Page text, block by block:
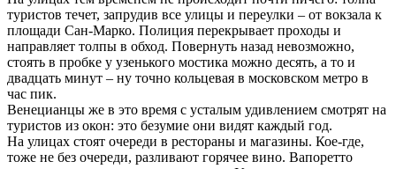
туристов течет, запрудив все улицы и переулки – от вокзала к
площади Сан-Марко. Полиция перекрывает проходы и
направляет толпы в обход. Повернуть назад невозможно,
стоять в пробке у узенького мостика можно десять, а то и
двадцать минут – ну точно кольцевая в московском метро в
час пик.
Венецианцы же в это время с усталым удивлением смотрят на
туристов из окон: это безумие они видят каждый год.
На улицах стоят очереди в рестораны и магазины. Кое-где,
тоже не без очереди, разливают горячее вино. Вапоретто